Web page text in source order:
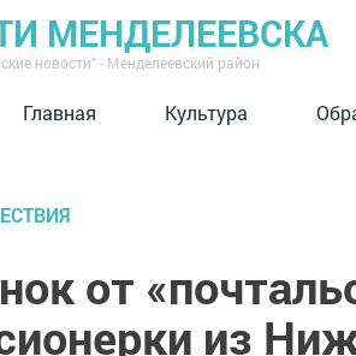
МЕНДЕЛЕЕВСКА
новости" - Менделеевский район
Главная Культура
от
из